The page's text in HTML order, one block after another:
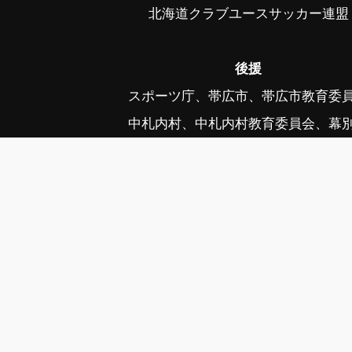
北海道クラブユースサッカー連盟
後援
スポーツ庁、帯広市、帯広市教育委
中札内村、中札内村教育委員会、幕別